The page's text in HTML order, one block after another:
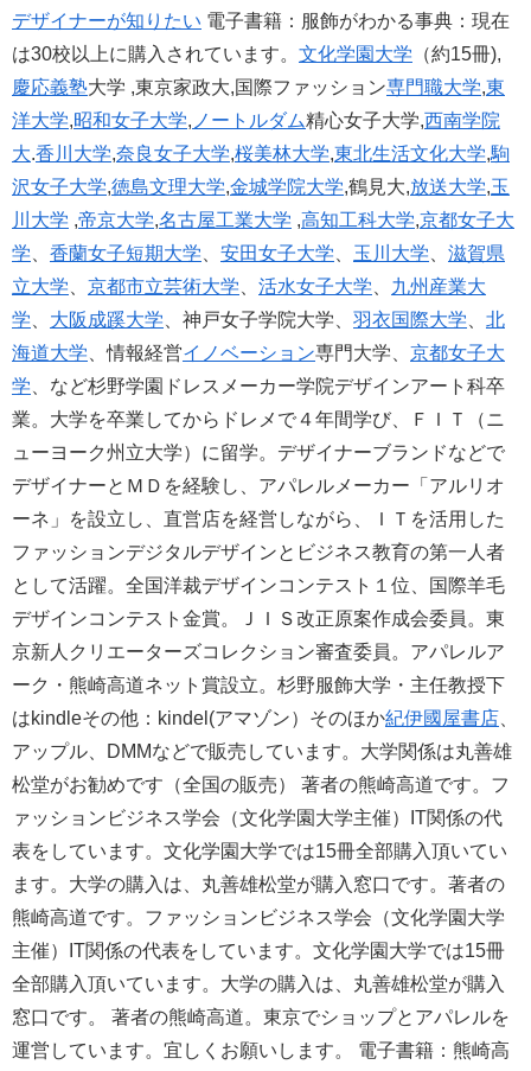
デザイナーが知りたい 電子書籍：服飾がわかる事典：現在
は30校以上に購入されています。 文化学園大学 （約15冊),
慶応義塾大学 ,東京家政大,国際ファッション専門職大学,東
洋大学,昭和女子大学, ノートルダム精心女子大学,西南学院
大.香川大学,奈良女子大学,桜美林大学,東北生活文化大学,駒
沢女子大学,徳島文理大学,金城学院大学,鶴見大,放送大学,玉
川大学 ,帝京大学,名古屋工業大学 ,高知工科大学,京都女子大
学
香蘭女子短期大学 安田女子大学 玉川大学
滋賀県
立大学
京都市立芸術大学 活水女子大学
九州産業大
学
大阪成蹊大学 、神戸女子学院大学、 羽衣国際大学
北
海道大学 、情報経営イノベーション専門大学、 京都女子大
学 、など杉野学園ドレスメーカー学院デザインアート科卒
業。大学を卒業してからドレメで４年間学び、ＦＩＴ（ニ
ューヨーク州立大学）に留学。デザイナーブランドなどで
デザイナーとＭＤを経験し、アパレルメーカー「アルリオ
ーネ」を設立し、直営店を経営しながら、ＩＴを活用した
ファッションデジタルデザインとビジネス教育の第一人者
として活躍。全国洋裁デザインコンテスト１位、国際羊毛
デザインコンテスト金賞。ＪＩＳ改正原案作成会委員。東
京新人クリエーターズコレクション審査委員。アパレルア
ーク・熊崎高道ネット賞設立。杉野服飾大学・主任教授下
はkindleその他：kindel(アマゾン）そのほか紀伊國屋書店
アップル、DMMなどで販売しています。大学関係は丸善雄
松堂がお勧めです（全国の販売） 著者の熊崎高道です。フ
ァッションビジネス学会（文化学園大学主催）IT関係の代
表をしています。文化学園大学では15冊全部購入頂いてい
ます。大学の購入は、丸善雄松堂が購入窓口です。著者の
熊崎高道です。ファッションビジネス学会（文化学園大学
主催）IT関係の代表をしています。文化学園大学では15冊
全部購入頂いています。大学の購入は、丸善雄松堂が購入
窓口です。 著者の熊崎高道。東京でショップとアパレルを
運営しています。宜しくお願いします。 電子書籍：熊崎高